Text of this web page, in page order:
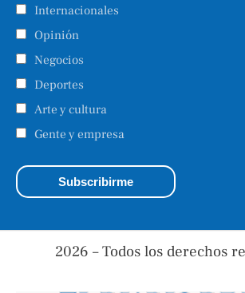
Internacionales
Opinión
Negocios
Deportes
Arte y cultura
Gente y empresa
2026 – Todos los derechos